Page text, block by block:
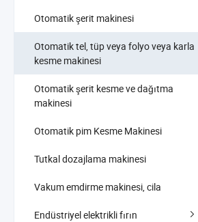
Otomatik şerit makinesi
Otomatik tel, tüp veya folyo veya karla
kesme makinesi
Otomatik şerit kesme ve dağıtma
makinesi
Otomatik pim Kesme Makinesi
Tutkal dozajlama makinesi
Vakum emdirme makinesi, cila
Endüstriyel elektrikli fırın